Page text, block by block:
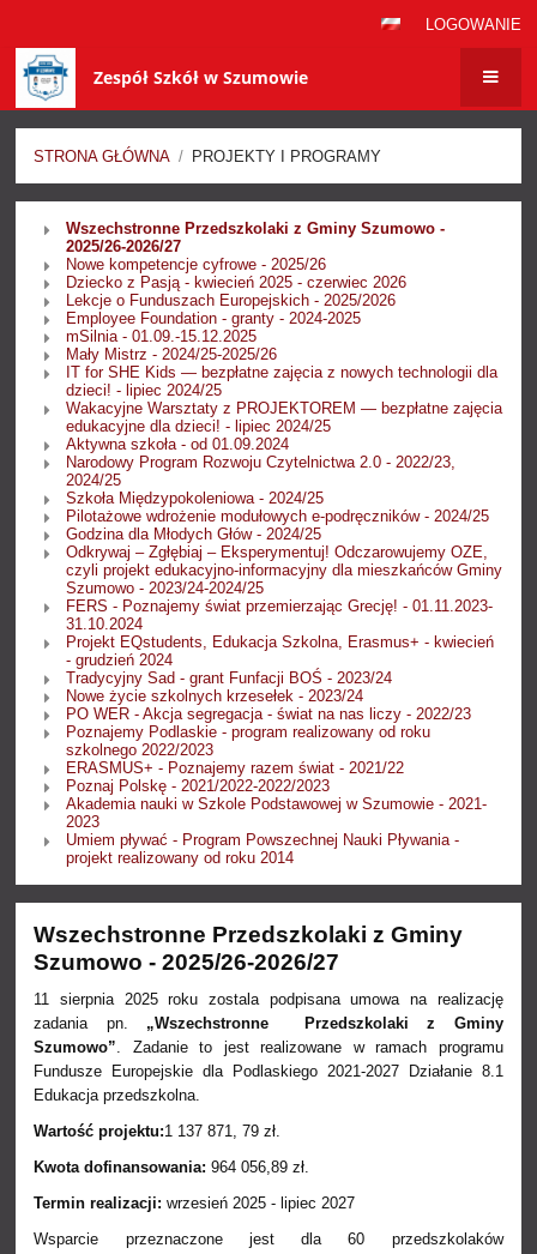
LOGOWANIE
Zespół Szkół w Szumowie
STRONA GŁÓWNA / PROJEKTY I PROGRAMY
Projekty
programy
Wszechstronne Przedszkolaki z Gminy Szumowo -
2025/26-2026/27
Nowe kompetencje cyfrowe - 2025/26
Dziecko z Pasją - kwiecień 2025 - czerwiec 2026
Lekcje o Funduszach Europejskich - 2025/2026
Employee Foundation - granty - 2024-2025
mSilnia - 01.09.-15.12.2025
Mały Mistrz - 2024/25-2025/26
IT for SHE Kids — bezpłatne zajęcia z nowych technologii dla
dzieci! - lipiec 2024/25
Wakacyjne Warsztaty z PROJEKTOREM — bezpłatne zajęcia
edukacyjne dla dzieci! - lipiec 2024/25
Aktywna szkoła - od 01.09.2024
Narodowy Program Rozwoju Czytelnictwa 2.0 - 2022/23,
2024/25
Szkoła Międzypokoleniowa - 2024/25
Pilotażowe wdrożenie modułowych e-podręczników - 2024/25
Godzina dla Młodych Głów - 2024/25
Odkrywaj – Zgłębiaj – Eksperymentuj! Odczarowujemy OZE,
czyli projekt edukacyjno-informacyjny dla mieszkańców Gminy
Szumowo - 2023/24-2024/25
FERS - Poznajemy świat przemierzając Grecję! - 01.11.2023-
31.10.2024
Projekt EQstudents, Edukacja Szkolna, Erasmus+ - kwiecień
- grudzień 2024
Tradycyjny Sad - grant Funfacji BOŚ - 2023/24
Nowe życie szkolnych krzesełek - 2023/24
PO WER - Akcja segregacja - świat na nas liczy - 2022/23
Poznajemy Podlaskie - program realizowany od roku
szkolnego 2022/2023
ERASMUS+ - Poznajemy razem świat - 2021/22
Poznaj Polskę - 2021/2022-2022/2023
Akademia nauki w Szkole Podstawowej w Szumowie - 2021-
2023
Umiem pływać - Program Powszechnej Nauki Pływania -
projekt realizowany od roku 2014
Wszechstronne Przedszkolaki z Gminy
Szumowo - 2025/26-2026/27
11 sierpnia 2025 roku zostala podpisana umowa na realizację
zadania pn. „Wszechstronne Przedszkolaki z Gminy
Szumowo” . Zadanie to jest realizowane w ramach programu
Fundusze Europejskie dla Podlaskiego 2021-2027 Działanie 8.1
Edukacja przedszkolna.
Wartość projektu:1 137 871, 79 zł.
Kwota dofinansowania:964 056,89 zł.
Termin realizacji: wrzesień 2025 - lipiec 2027
Wsparcie przeznaczone jest dla 60 przedszkolaków